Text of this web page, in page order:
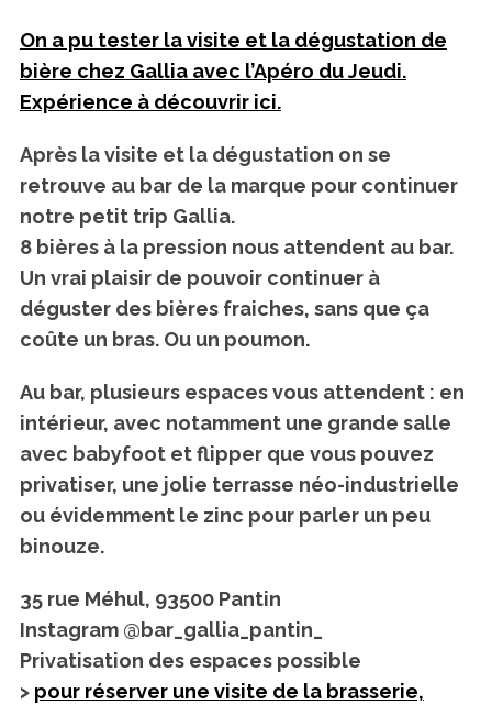
On a pu tester la visite et la dégustation de
bière chez Gallia avec l’Apéro du Jeudi.
Expérience à découvrir ici.
Après la visite et la dégustation on se
retrouve au bar de la marque pour continuer
notre petit trip Gallia.
8 bières à la pression nous attendent au bar.
Un vrai plaisir de pouvoir continuer à
déguster des bières fraiches, sans que ça
coûte un bras. Ou un poumon.
Au bar, plusieurs espaces vous attendent : en
intérieur, avec notamment une grande salle
avec babyfoot et flipper que vous pouvez
privatiser, une jolie terrasse néo-industrielle
ou évidemment le zinc pour parler un peu
binouze.
35 rue Méhul, 93500 Pantin
Instagram @bar_gallia_pantin_
Privatisation des espaces possible
> pour réserver une visite de la brasserie,